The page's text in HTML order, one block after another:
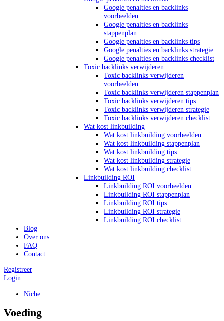
Google penalties en backlinks
voorbeelden
Google penalties en backlinks
stappenplan
Google penalties en backlinks tips
Google penalties en backlinks strategie
Google penalties en backlinks checklist
Toxic backlinks verwijderen
Toxic backlinks verwijderen
voorbeelden
Toxic backlinks verwijderen stappenplan
Toxic backlinks verwijderen tips
Toxic backlinks verwijderen strategie
Toxic backlinks verwijderen checklist
Wat kost linkbuilding
Wat kost linkbuilding voorbeelden
Wat kost linkbuilding stappenplan
Wat kost linkbuilding tips
Wat kost linkbuilding strategie
Wat kost linkbuilding checklist
Linkbuilding ROI
Linkbuilding ROI voorbeelden
Linkbuilding ROI stappenplan
Linkbuilding ROI tips
Linkbuilding ROI strategie
Linkbuilding ROI checklist
Blog
Over ons
FAQ
Contact
Registreer
Login
Niche
Voeding